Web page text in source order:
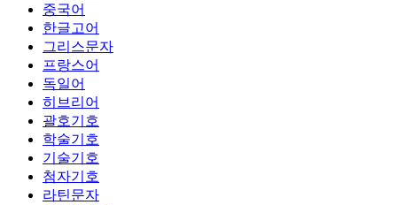
중국어
한글고어
그리스문자
프랑스어
독일어
히브리어
괄호기호
학술기호
기술기호
첨자기호
라틴문자